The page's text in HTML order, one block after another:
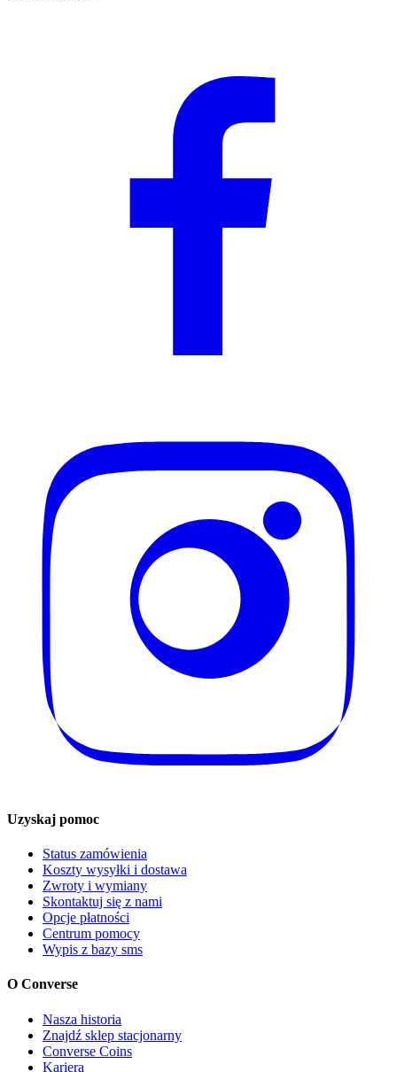
Uzyskaj pomoc
Status zamówienia
Koszty wysyłki i dostawa
Zwroty i wymiany
Skontaktuj się z nami
Opcje płatności
Centrum pomocy
Wypis z bazy sms
O Converse
Nasza historia
Znajdź sklep stacjonarny
Converse Coins
Kariera